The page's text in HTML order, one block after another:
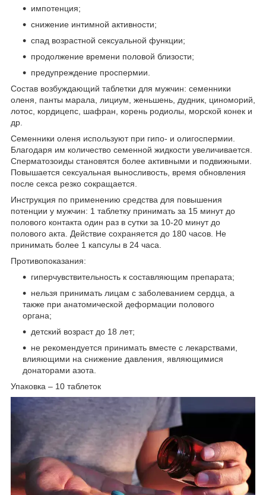
импотенция;
снижение интимной активности;
спад возрастной сексуальной функции;
продолжение времени половой близости;
предупреждение проспермии.
Состав возбуждающий таблетки для мужчин: семенники
оленя, панты марала, лициум, женьшень, дудник, циноморий,
лотос, кордицепс, шафран, корень родиолы, морской конек и
др.
Семенники оленя используют при гипо- и олигоспермии.
Благодаря им количество семенной жидкости увеличивается.
Сперматозоиды становятся более активными и подвижными.
Повышается сексуальная выносливость, время обновления
после секса резко сокращается.
Инструкция по применению средства для повышения
потенции у мужчин: 1 таблетку принимать за 15 минут до
полового контакта один раз в сутки за 10-20 минут до
полового акта. Действие сохраняется до 180 часов. Не
принимать более 1 капсулы в 24 часа.
Противопоказания:
гиперчувствительность к составляющим препарата;
нельзя принимать лицам с заболеванием сердца, а
также при анатомической деформации полового
органа;
детский возраст до 18 лет;
не рекомендуется принимать вместе с лекарствами,
влияющими на снижение давления, являющимися
донаторами азота.
Упаковка – 10 таблеток